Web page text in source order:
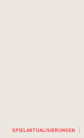
SPIELAKTUALISIERUNGEN